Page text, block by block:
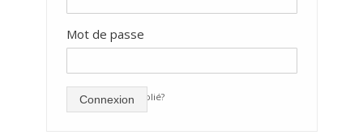
Mot de passe
mot de passe oublié?
Connexion